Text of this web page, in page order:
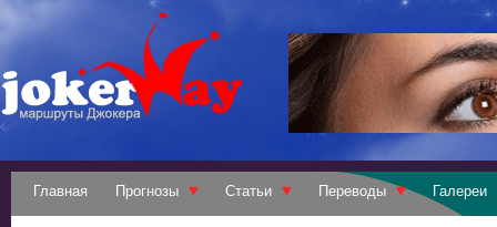
Главная Прогнозы Статьи Переводы Галереи